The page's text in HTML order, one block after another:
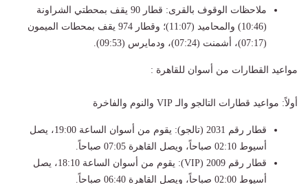
​ملاحظات الوقوف بالقرى: قطار 90 يقف بمحطتي الشراونة
(10:46) والمحاميد (11:07)؛ وقطار 974 يقف بمحطات الميمون
(07:17)، أشمنت (07:24)، ودمايرس (09:53).
مواعيد القطارات من أسوان للقاهرة :
​أولاً: مواعيد قطارات التالجو والـ VIP والنوم والفاخرة
​قطار رقم 2031 (تالجو): يقوم من أسوان الساعة 19:00، يصل
أسيوط 02:10 صباحاً، ويصل القاهرة 07:05 صباحاً.
​قطار رقم 2009 (VIP): يقوم من أسوان الساعة 18:10، يصل
أسيوط 02:00 صباحاً، ويصل القاهرة 06:40 صباحاً.